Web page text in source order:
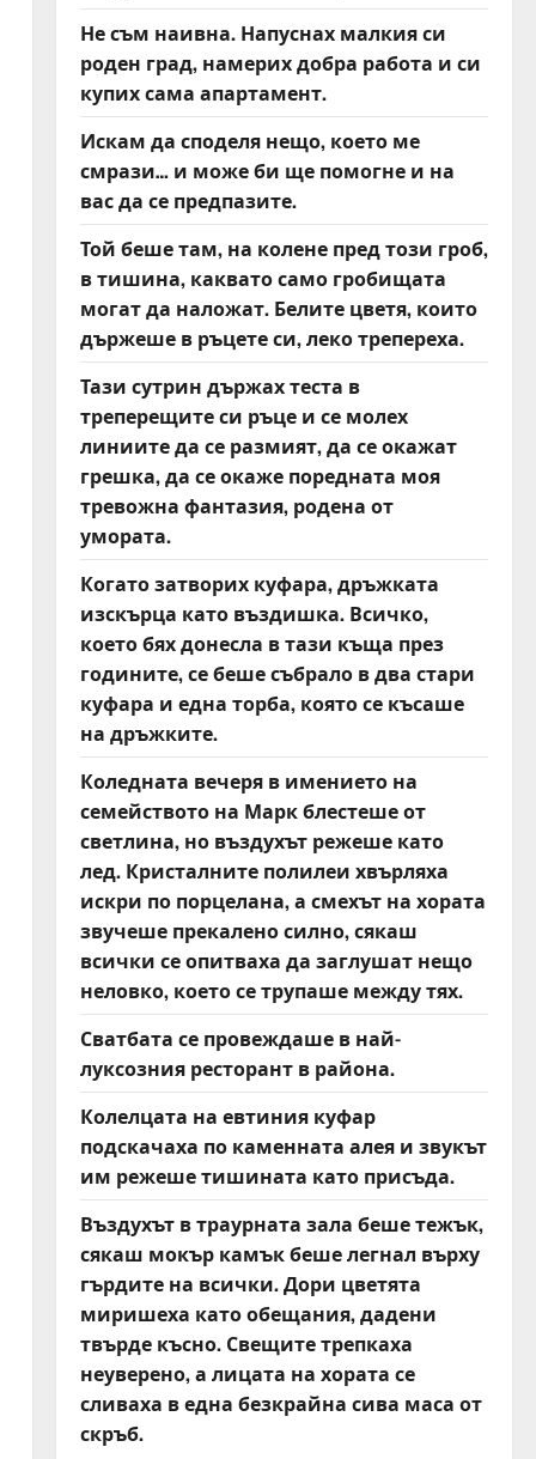
Не съм наивна. Напуснах малкия си
роден град, намерих добра работа и си
купих сама апартамент.
Искам да споделя нещо, което ме
смрази… и може би ще помогне и на
вас да се предпазите.
Той беше там, на колене пред този гроб,
в тишина, каквато само гробищата
могат да наложат. Белите цветя, които
държеше в ръцете си, леко трепереха.
Тази сутрин държах теста в
треперещите си ръце и се молех
линиите да се размият, да се окажат
грешка, да се окаже поредната моя
тревожна фантазия, родена от
умората.
Когато затворих куфара, дръжката
изскърца като въздишка. Всичко,
което бях донесла в тази къща през
годините, се беше събрало в два стари
куфара и една торба, която се късаше
на дръжките.
Коледната вечеря в имението на
семейството на Марк блестеше от
светлина, но въздухът режеше като
лед. Кристалните полилеи хвърляха
искри по порцелана, а смехът на хората
звучеше прекалено силно, сякаш
всички се опитваха да заглушат нещо
неловко, което се трупаше между тях.
Сватбата се провеждаше в най-
луксозния ресторант в района.
Колелцата на евтиния куфар
подскачаха по каменната алея и звукът
им режеше тишината като присъда.
Въздухът в траурната зала беше тежък,
сякаш мокър камък беше легнал върху
гърдите на всички. Дори цветята
миришеха като обещания, дадени
твърде късно. Свещите трепкаха
неуверено, а лицата на хората се
сливаха в една безкрайна сива маса от
скръб.